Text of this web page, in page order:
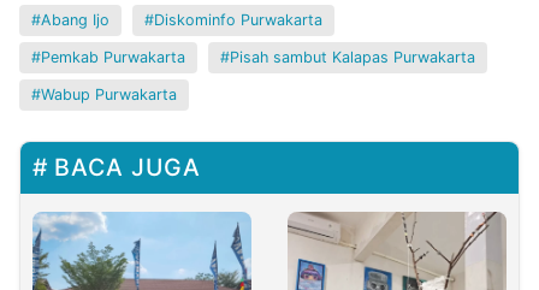
Abang Ijo Diskominfo Purwakarta
Pemkab Purwakarta Pisah sambut Kalapas Purwakarta
Wabup Purwakarta
BACA JUGA